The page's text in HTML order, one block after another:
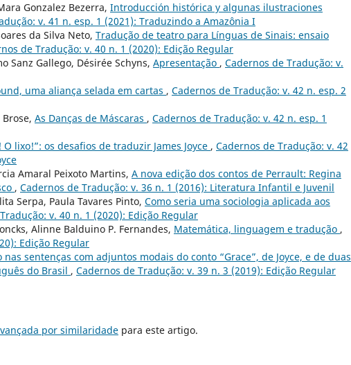
Gonzalez Bezerra, Introducción histórica y algunas ilustraciones
v. 41 n. esp. 1 (2021): Traduzindo a Amazônia I
da Silva Neto, Tradução de teatro para Línguas de Sinais: ensaio
de Tradução: v. 40 n. 1 (2020): Edição Regular
Sanz Gallego, Désirée Schyns, Apresentação , Cadernos de Tradução: v.
uma aliança selada em cartas , Cadernos de Tradução: v. 42 n. esp. 2
As Danças de Máscaras , Cadernos de Tradução: v. 42 n. esp. 1
O lixo!”: os desafios de traduzir James Joyce , Cadernos de Tradução: v. 42
Amaral Peixoto Martins, A nova edição dos contos de Perrault: Regina
, Cadernos de Tradução: v. 36 n. 1 (2016): Literatura Infantil e Juvenil
Serpa, Paula Tavares Pinto, Como seria uma sociologia aplicada aos
v. 40 n. 1 (2020): Edição Regular
Alinne Balduino P. Fernandes, Matemática, linguagem e tradução ,
Edição Regular
nas sentenças com adjuntos modais do conto “Grace”, de Joyce, e de duas
do Brasil , Cadernos de Tradução: v. 39 n. 3 (2019): Edição Regular
por similaridade para este artigo.